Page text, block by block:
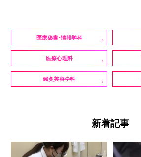
医療秘書・情報学科
医療心理科
鍼灸美容学科
新着記事